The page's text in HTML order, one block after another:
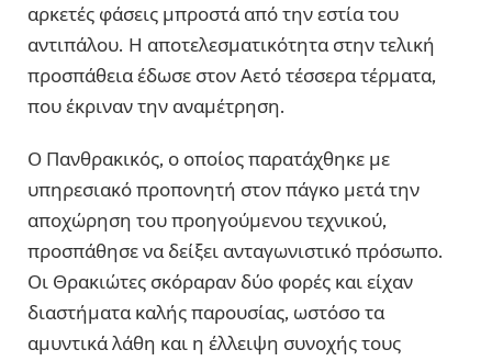
αρκετές φάσεις μπροστά από την εστία του
αντιπάλου. Η αποτελεσματικότητα στην τελική
προσπάθεια έδωσε στον Αετό τέσσερα τέρματα,
που έκριναν την αναμέτρηση.
Ο Πανθρακικός, ο οποίος παρατάχθηκε με
υπηρεσιακό προπονητή στον πάγκο μετά την
αποχώρηση του προηγούμενου τεχνικού,
προσπάθησε να δείξει ανταγωνιστικό πρόσωπο.
Οι Θρακιώτες σκόραραν δύο φορές και είχαν
διαστήματα καλής παρουσίας, ωστόσο τα
αμυντικά λάθη και η έλλειψη συνοχής τους